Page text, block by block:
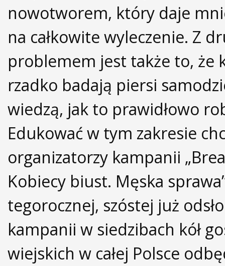
nowotworem, który daje
na całkowite wyleczenie. Z
problemem jest także to, że
rzadko badają piersi
wiedzą, jak to prawidłowo
Edukować w tym zakresie
organizatorzy kampanii
Kobiecy biust. Męska
tegorocznej, szóstej już
kampanii w siedzibach kół
wiejskich w całej Polsce